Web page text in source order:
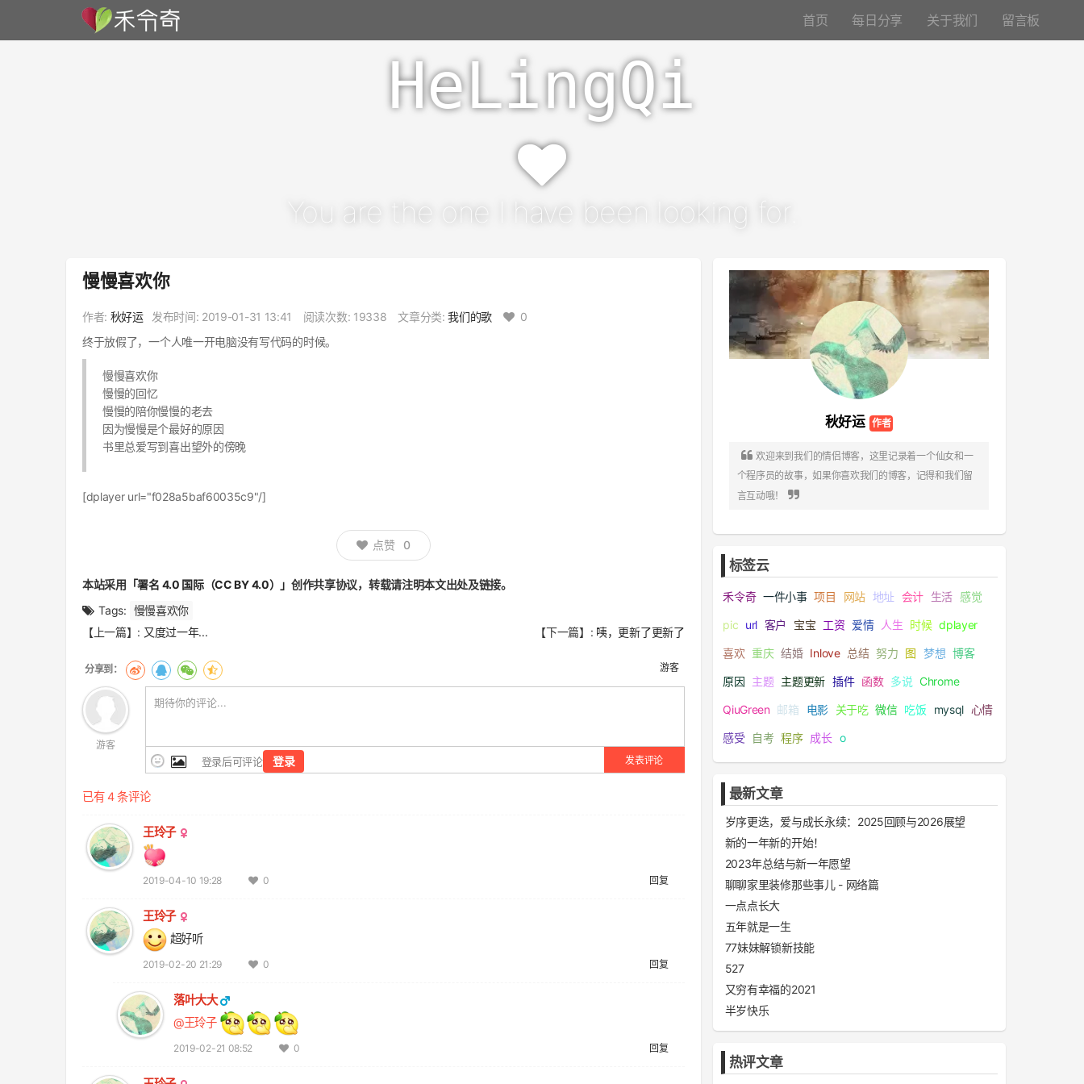
首页 每日分享 关于我们 留言板
HeLingQi
You are the one I have been looking for.
慢慢喜欢你
作者: 秋好运 发布时间: 2019-01-31 13:41 阅读次数: 19338 文章分类:我们的歌
0
终于放假了，一个人唯一开电脑没有写代码的时候。
慢慢喜欢你
慢慢的回忆
慢慢的陪你慢慢的老去
因为慢慢是个最好的原因
书里总爱写到喜出望外的傍晚
[dplayer url="f028a5baf60035c9"/]
点赞 0
本站采用 「署名 4.0 国际（CC BY 4.0）」创作共享协议，转载请注明本文出处及链接。
Tags: 慢慢喜欢你
文
翻
页
【上一篇】: 又度过一年... 【下一篇】: 咦，更新了更新了
游客
游客
登录后可评论 登录 发表评论
已有 4 条评论
王玲子
2019-04-10 19:28 回复
0
王玲子
超好听
2019-02-20 21:29 回复
0
落叶大大
@王玲子
2019-02-21 08:52 回复
0
秋好运
 欢迎来到我们的情侣博客，这里记录着一个仙女和一
个程序员的故事，如果你喜欢我们的博客，记得和我们留
言互动哦！

标签云
禾令奇 一件小事 项目 网站 地址 会计 生活 感觉
pic url 客户 宝宝 工资 爱情 人生 时候 dplayer
喜欢 重庆 结婚 Inlove 总结 努力 图 梦想 博客
原因 主题 主题更新 插件 函数 多说 Chrome
QiuGreen 邮箱 电影 关于吃 微信 吃饭 mysql 心情
感受 自考 程序 成长 o
最新文章
岁序更迭，爱与成长永续：2025回顾与2026展望
新的一年新的开始！
2023年总结与新一年愿望
聊聊家里装修那些事儿 - 网络篇
一点点长大
五年就是一生
77妹妹解锁新技能
527
又穷有幸福的2021
半岁快乐
热评文章